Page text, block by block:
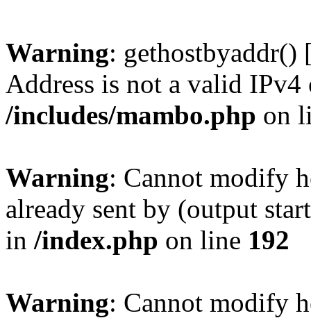
Warning: gethostbyaddr()
Address is not a valid IPv4
/includes/mambo.php on
Warning: Cannot modify
already sent by (output
in /index.php on line 192
Warning: Cannot modify